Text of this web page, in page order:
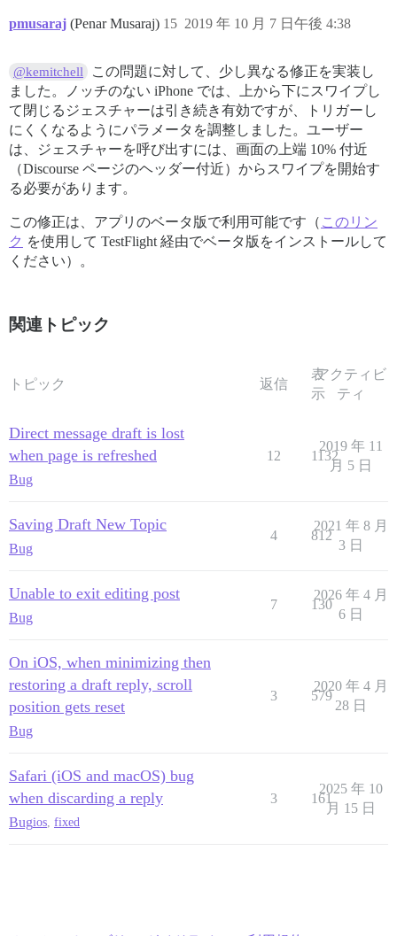
pmusaraj (Penar Musaraj) 2019 年 10 月 7 日午後 4:38
15
@kemitchell
この問題に対して、少し異なる修正を実装し
ました。ノッチのない iPhone では、上から下にスワイプし
て閉じるジェスチャーは引き続き有効ですが、トリガーし
にくくなるようにパラメータを調整しました。ユーザー
は、ジェスチャーを呼び出すには、画面の上端 10% 付近
（Discourse ページのヘッダー付近）からスワイプを開始す
る必要があります。
この修正は、アプリのベータ版で利用可能です（ このリン
ク を使用して TestFlight 経由でベータ版をインストールして
ください）。
関連トピック
トピック 返信
表
示
アクティビ
ティ
Direct message draft is lost
when page is refreshed
Bug
12 1132
2019 年 11
月 5 日
Saving Draft New Topic
Bug
4 812
2021 年 8 月
3 日
Unable to exit editing post
Bug
7 130
2026 年 4 月
6 日
On iOS, when minimizing then
restoring a draft reply, scroll
position gets reset
Bug
3 579
2020 年 4 月
28 日
Safari (iOS and macOS) bug
when discarding a reply
Bugios, fixed
3 161
2025 年 10
月 15 日